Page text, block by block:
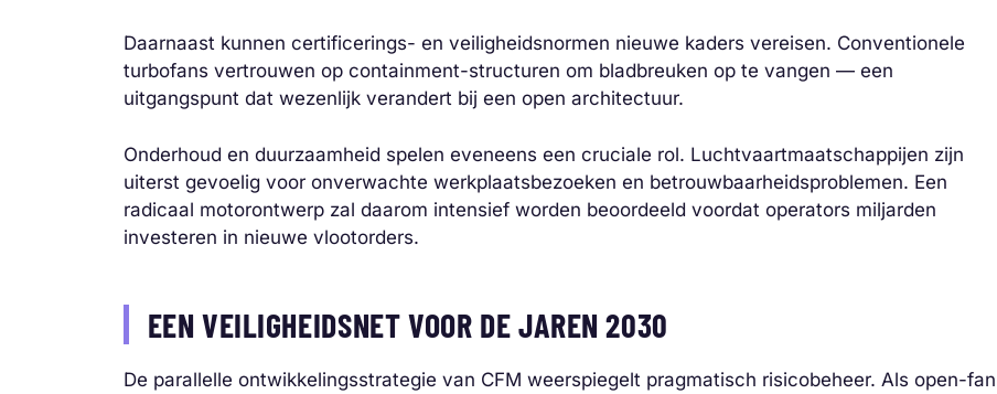
Daarnaast kunnen certificerings- en veiligheidsnormen nieuwe kaders vereisen. Conventionele
turbofans vertrouwen op containment-structuren om bladbreuken op te vangen — een
uitgangspunt dat wezenlijk verandert bij een open architectuur.
Onderhoud en duurzaamheid spelen eveneens een cruciale rol. Luchtvaartmaatschappijen zijn
uiterst gevoelig voor onverwachte werkplaatsbezoeken en betrouwbaarheidsproblemen. Een
radicaal motorontwerp zal daarom intensief worden beoordeeld voordat operators miljarden
investeren in nieuwe vlootorders.
EEN VEILIGHEIDSNET VOOR DE JAREN 2030
De parallelle ontwikkelingsstrategie van CFM weerspiegelt pragmatisch risicobeheer. Als open-fan